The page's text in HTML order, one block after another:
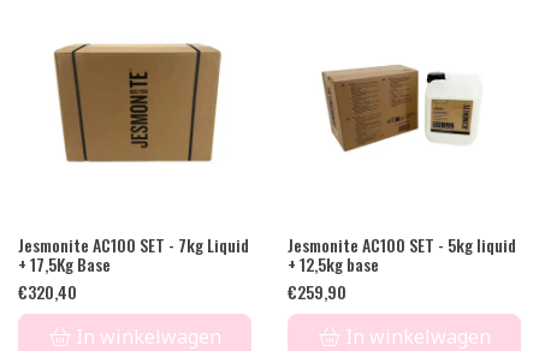
Jesmonite AC100 SET - 7kg Liquid
+ 17,5Kg Base
€320,40
In winkelwagen
Jesmonite AC100 SET - 5kg liquid
+ 12,5kg base
€259,90
In winkelwagen